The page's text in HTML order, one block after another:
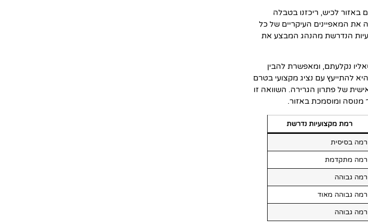
באזור לכיש, ריכזנו בטבלה
את המאפיינים העיקריים של כל
הנדרשת מהנהג המבצע את
נקלעתם, ומאפשרת להבין
להתייעץ עם נציג מקצועי בטרם
של פתרון הגרירה. השוואה זו
מנוסה ומוסמכת באזור.
רמת מקצועיות נדרשת
רמה בסיסית
רמה מתקדמת
רמה גבוהה
רמה גבוהה מאוד
רמה גבוהה